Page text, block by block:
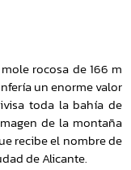
rocosa de 166 m
un enorme valor
toda la bahía de
de la montaña
recibe el nombre de
de Alicante.